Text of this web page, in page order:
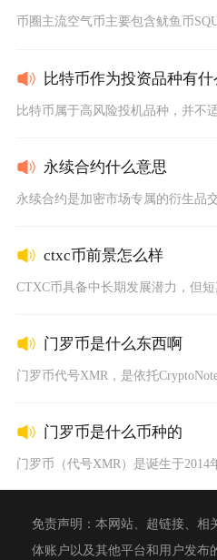
币圈主流空气币主要包含鱿鱼币
比特币作为投资品种有什
永续合约什么意思
ctxc币前景怎么样
门罗币是什么东西啊
门罗币代号XMR，是依托
门罗币是什么币种的
门罗币（代号XMR）是诞生于2014
免责声明：本网站、超链接、相
体账户以及其他平台和用户发布